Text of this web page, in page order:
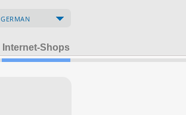
GERMAN
Internet-Shops